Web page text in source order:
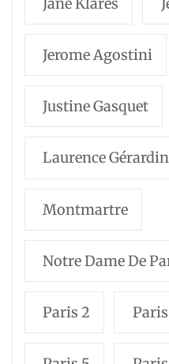
Jerome Agostini
Justine Gasquet
Laurence Gérardin
Montmartre
Notre Dame De
Paris 2